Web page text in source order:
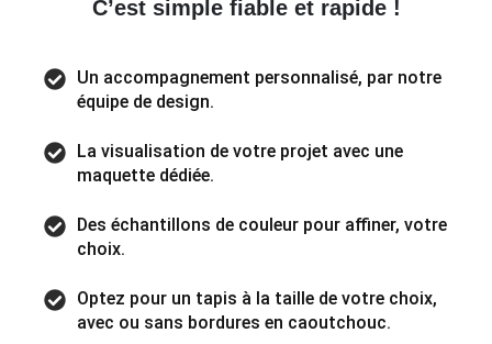
C’est simple fiable et rapide !
Un accompagnement personnalisé, par notre
équipe de design.
La visualisation de votre projet avec une
maquette dédiée.
Des échantillons de couleur pour affiner, votre
choix.
Optez pour un tapis à la taille de votre choix,
avec ou sans bordures en caoutchouc.